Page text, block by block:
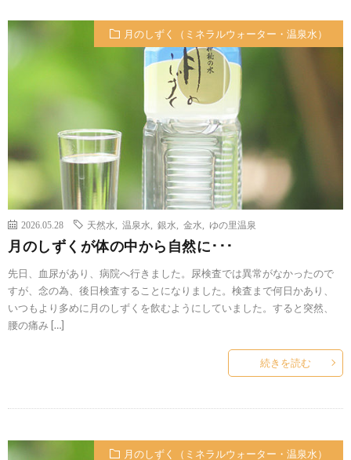
月のしずく（ミネラルウォーター・温泉水）
2026.05.28 天然水 温泉水 銀水 金水 ゆの里温泉
月のしずくが体の中から自然に･･･
先日、血尿があり、病院へ行きました。尿検査では異常がなかったので
すが、念の為、後日検査することになりました。検査まで何日かあり、
いつもより多めに月のしずくを飲むようにしていました。すると突然、
腰の痛み […]
続きを読む
月のしずく（ミネラルウォーター・温泉水）